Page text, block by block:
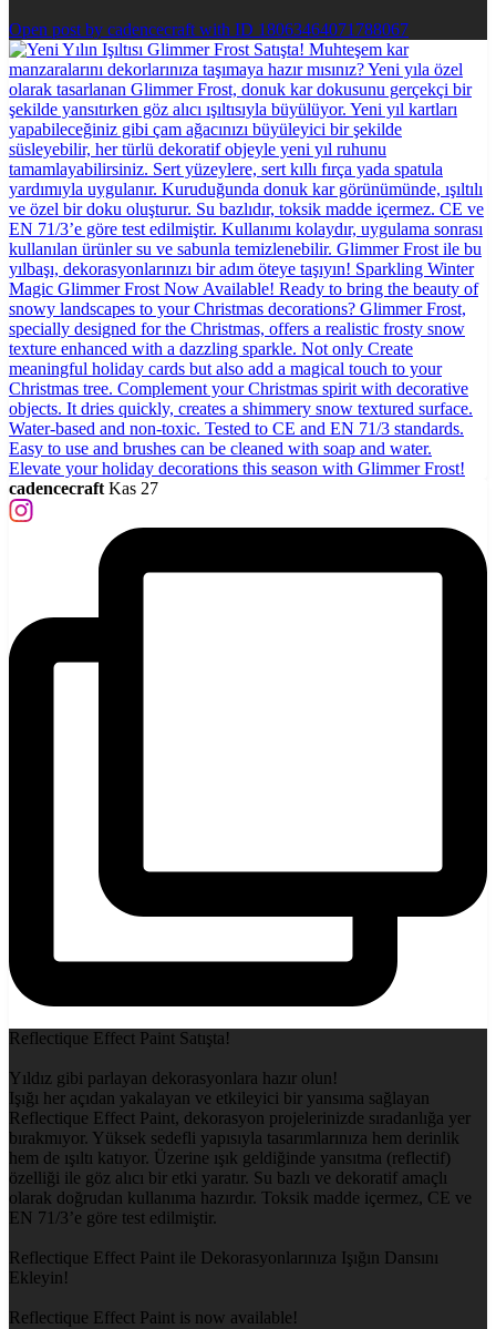
Open post by cadencecraft with ID 18063464071788067
cadencecraft Kas 27
Reflectique Effect Paint Satışta!
Yıldız gibi parlayan dekorasyonlara hazır olun!
Işığı her açıdan yakalayan ve etkileyici bir yansıma sağlayan
Reflectique Effect Paint, dekorasyon projelerinizde sıradanlığa yer
bırakmıyor. Yüksek sedefli yapısıyla tasarımlarınıza hem derinlik
hem de ışıltı katıyor. Üzerine ışık geldiğinde yansıtma (reflectif)
özelliği ile göz alıcı bir etki yaratır. Su bazlı ve dekoratif amaçlı
olarak doğrudan kullanıma hazırdır. Toksik madde içermez, CE ve
EN 71/3’e göre test edilmiştir.
Reflectique Effect Paint ile Dekorasyonlarınıza Işığın Dansını
Ekleyin!
Reflectique Effect Paint is now available!